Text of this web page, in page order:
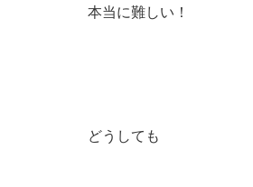
本当に難しい！
どうしても